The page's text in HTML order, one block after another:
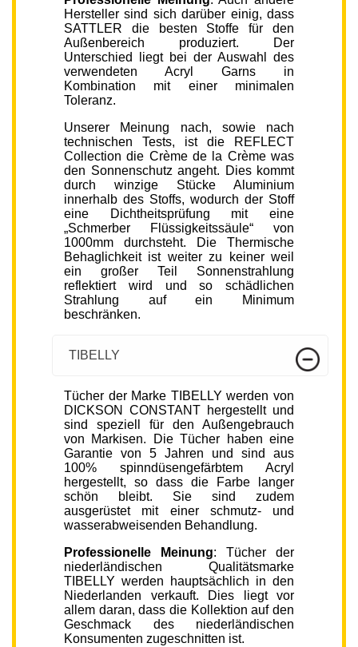
Hersteller sind sich darüber einig, dass
SATTLER die besten Stoffe für den
Außenbereich produziert. Der
Unterschied liegt bei der Auswahl des
verwendeten Acryl Garns in
Kombination mit einer minimalen
Toleranz.
Unserer Meinung nach, sowie nach
technischen Tests, ist die REFLECT
Collection die Crème de la Crème was
den Sonnenschutz angeht. Dies kommt
durch winzige Stücke Aluminium
innerhalb des Stoffs, wodurch der Stoff
eine Dichtheitsprüfung mit eine
„Schmerber Flüssigkeitssäule“ von
1000mm durchsteht. Die Thermische
Behaglichkeit ist weiter zu keiner weil
ein großer Teil Sonnenstrahlung
reflektiert wird und so schädlichen
Strahlung auf ein Minimum
beschränken.
TIBELLY
Tücher der Marke TIBELLY werden von
DICKSON CONSTANT hergestellt und
sind speziell für den Außengebrauch
von Markisen. Die Tücher haben eine
Garantie von 5 Jahren und sind aus
100% spinndüsengefärbtem Acryl
hergestellt, so dass die Farbe langer
schön bleibt. Sie sind zudem
ausgerüstet mit einer schmutz- und
wasserabweisenden Behandlung.
Professionelle Meinung: Tücher der
niederländischen Qualitätsmarke
TIBELLY werden hauptsächlich in den
Niederlanden verkauft. Dies liegt vor
allem daran, dass die Kollektion auf den
Geschmack des niederländischen
Konsumenten zugeschnitten ist.